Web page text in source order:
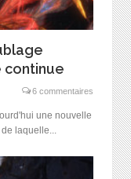
continue
6 commentaires
une nouvelle
laquelle...